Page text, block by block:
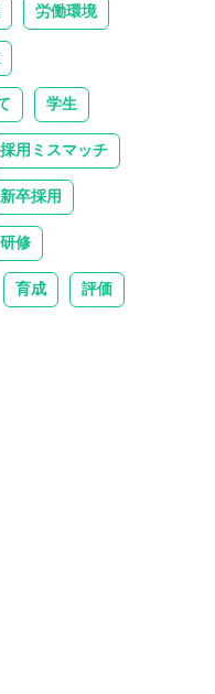
労働環境
学生
採用ミスマッチ
新卒採用
研修
育成 評価